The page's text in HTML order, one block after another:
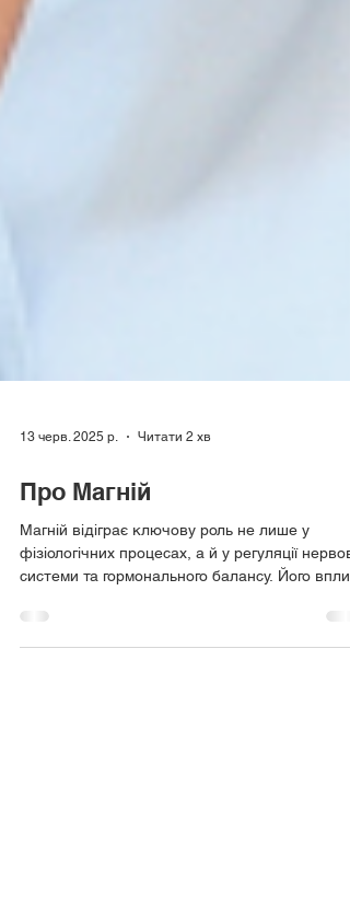
13 черв. 2025 р. Читати 2 хв
Про Магній
Магній відіграє ключову роль не лише у
системи та гормонального балансу. Його вплив
на...